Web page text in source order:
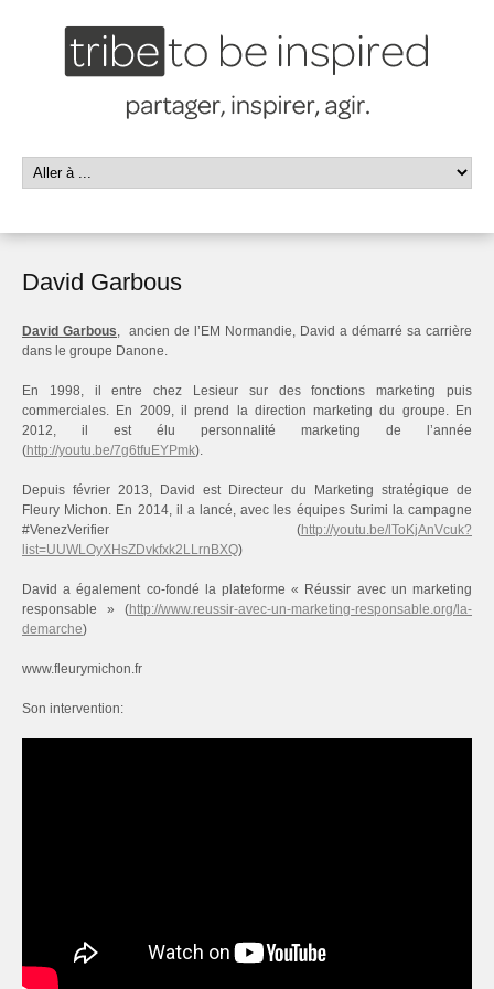
David Garbous
David Garbous, ancien de l’EM Normandie, David a démarré sa carrière
dans le groupe Danone.
En 1998, il entre chez Lesieur sur des fonctions marketing puis
commerciales. En 2009, il prend la direction marketing du groupe. En
2012, il est élu personnalité marketing de l’année
(http://youtu.be/7g6tfuEYPmk).
Depuis février 2013, David est Directeur du Marketing stratégique de
Fleury Michon. En 2014, il a lancé, avec les équipes Surimi la campagne
#VenezVerifier (http://youtu.be/lToKjAnVcuk?
list=UUWLOyXHsZDvkfxk2LLrnBXQ)
David a également co-fondé la plateforme « Réussir avec un marketing
responsable » (http://www.reussir-avec-un-marketing-responsable.org/la-
demarche)
www.fleurymichon.fr
Son intervention: